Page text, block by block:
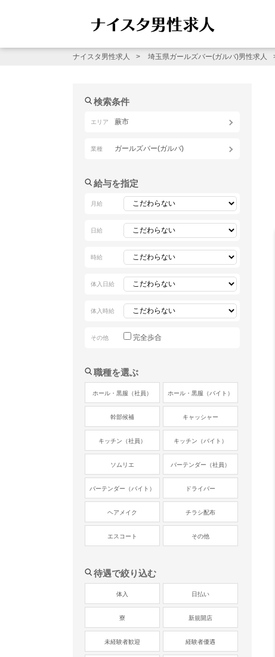
ナイスタ男性求人 埼玉県ガールズバー(ガルバ)男性求人
検索条件
エリア 蕨市
業種 ガールズバー(ガルバ)
給与を指定
月給
日給
時給
体入日給
体入時給
その他 完全歩合
職種を選ぶ
ホール・黒服（社員） ホール・黒服（バイト）
幹部候補 キャッシャー
キッチン（社員） キッチン（バイト）
ソムリエ バーテンダー（社員）
バーテンダー（バイト） ドライバー
ヘアメイク チラシ配布
エスコート その他
待遇で絞り込む
体入 日払い
寮 新規開店
未経験者歓迎 経験者優遇